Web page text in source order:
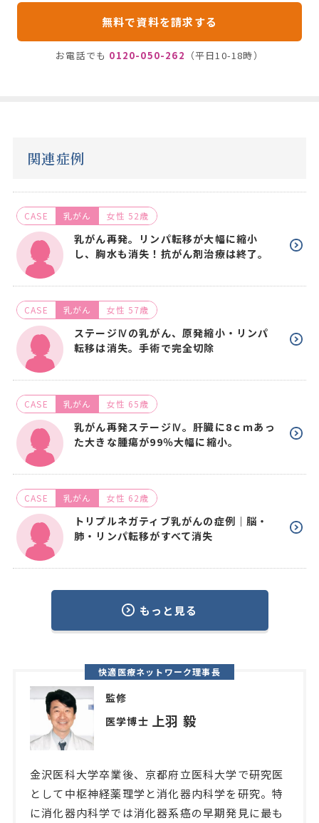
無料で資料を請求する
お電話でも 0120-050-262 （平日10-18時）
関連症例
CASE 乳がん 女性 52歳
乳がん再発。リンパ転移が大幅に縮小
し、胸水も消失！抗がん剤治療は終了。
CASE 乳がん 女性 57歳
ステージⅣの乳がん、原発縮小・リンパ
転移は消失。手術で完全切除
CASE 乳がん 女性 65歳
乳がん再発ステージⅣ。肝臓に8ｃｍあっ
た大きな腫瘍が99％大幅に縮小。
CASE 乳がん 女性 62歳
トリプルネガティブ乳がんの症例｜脳・
肺・リンパ転移がすべて消失
もっと見る
快適医療ネットワーク理事長
監修
医学博士 上羽 毅
金沢医科大学卒業後、京都府立医科大学で研究医
として中枢神経薬理学と消化器内科学を研究。特
に消化器内科学では消化器系癌の早期発見に最も